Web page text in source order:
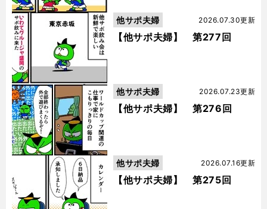
【他サポ夫婦】 第277回
2026.07.30更新
他サポ夫婦
【他サポ夫婦】 第276回
2026.07.23更新
他サポ夫婦
【他サポ夫婦】 第275回
2026.07.16更新
他サポ夫婦